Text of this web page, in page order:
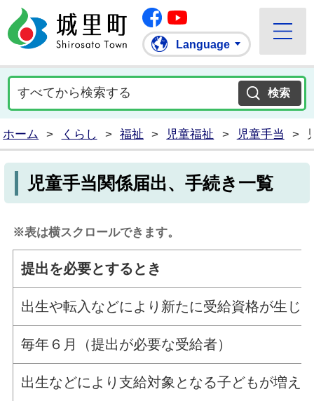
城里町ホームページ
Facebook
Language
ホーム > くらし > 福祉 > 児童福祉 > 児童手当 >
児童手当関係届出、手続き一覧
※表は横スクロールできます。
提出を必要とするとき
出生や転入などにより新たに受給資格が生じ
毎年６月（提出が必要な受給者）
出生などにより支給対象となる子どもが増え